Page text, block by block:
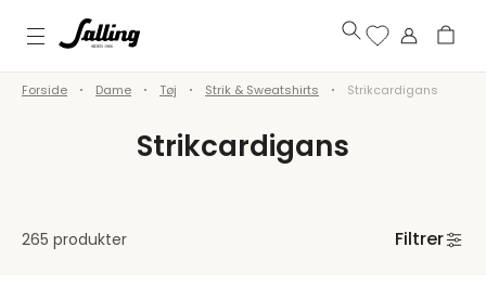
Forside Dame Tøj Strik & Sweatshirts Strikcardigans
Strikcardigans
265 produkter Filtrer